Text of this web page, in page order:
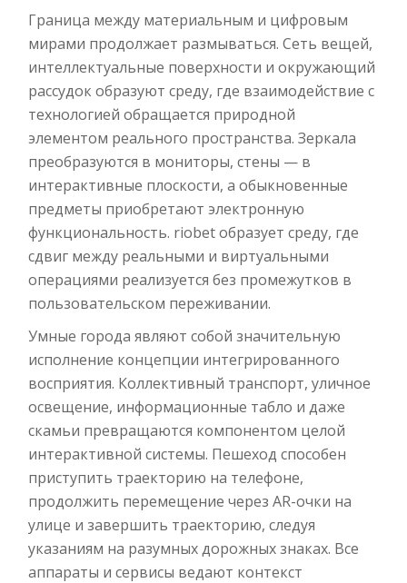
Граница между материальным и цифровым
мирами продолжает размываться. Сеть вещей,
интеллектуальные поверхности и окружающий
рассудок образуют среду, где взаимодействие с
технологией обращается природной
элементом реального пространства. Зеркала
преобразуются в мониторы, стены — в
интерактивные плоскости, а обыкновенные
предметы приобретают электронную
функциональность. riobet образует среду, где
сдвиг между реальными и виртуальными
операциями реализуется без промежутков в
пользовательском переживании.
Умные города являют собой значительную
исполнение концепции интегрированного
восприятия. Коллективный транспорт, уличное
освещение, информационные табло и даже
скамьи превращаются компонентом целой
интерактивной системы. Пешеход способен
приступить траекторию на телефоне,
продолжить перемещение через AR-очки на
улице и завершить траекторию, следуя
указаниям на разумных дорожных знаках. Все
аппараты и сервисы ведают контекст